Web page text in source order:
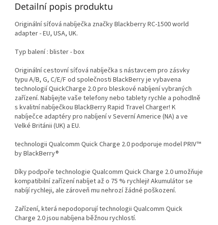
Detailní popis produktu
Originální síťová nabíječka značky Blackberry RC-1500 world
adapter - EU, USA, UK.
Typ balení : blister - box
Originální cestovní síťová nabíječka s nástavcem pro zásvky
typu A/B, G, C/E/F od společnosti BlackBerry je vybavena
technologií QuickCharge 2.0 pro bleskové nabíjení vybraných
zařízení. Nabíjejte vaše telefony nebo tablety rychle a pohodlně
s kvalitní nabíječkou BlackBerry Rapid Travel Charger! K
nabíječce adaptéry pro nabíjení v Severní Americe (NA) a ve
Velké Británii (UK) a EU.
technologii Qualcomm Quick Charge 2.0 podporuje model PRIV™
by BlackBerry®
Díky podpoře technologie Qualcomm Quick Charge 2.0 umožňuje
kompatibilní zařízení nabíjet až o 75 % rychleji! Akumulátor se
nabíjí rychleji, ale zároveň mu nehrozí žádné poškození.
Zařízení, která nepodoporují technologii Qualcomm Quick
Charge 2.0 jsou nabíjena běžnou rychlostí.